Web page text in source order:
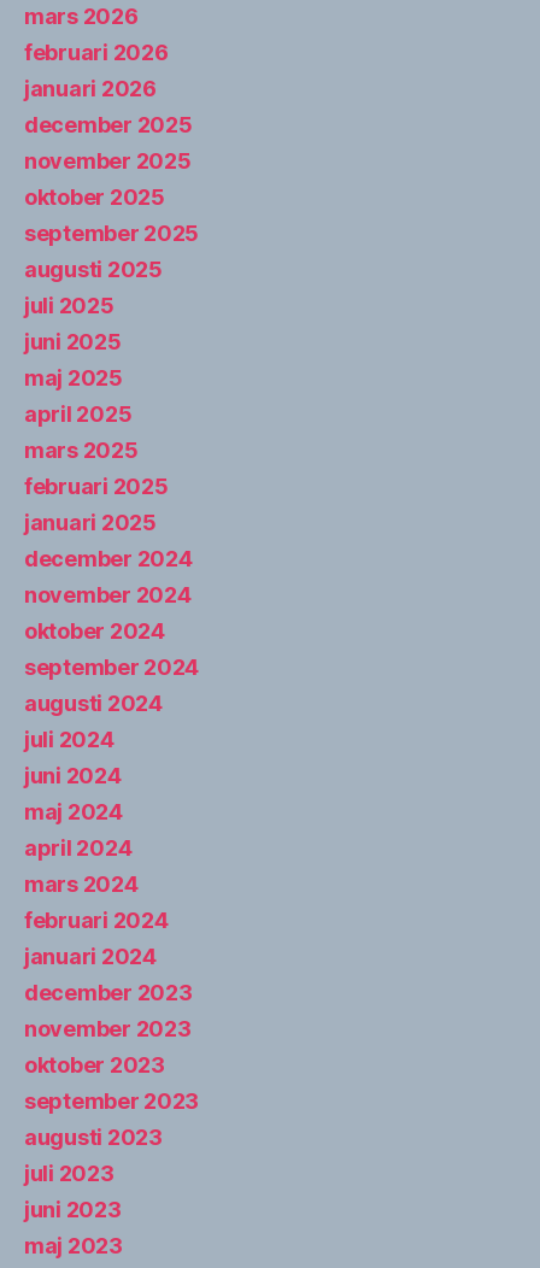
mars 2026
februari 2026
januari 2026
december 2025
november 2025
oktober 2025
september 2025
augusti 2025
juli 2025
juni 2025
maj 2025
april 2025
mars 2025
februari 2025
januari 2025
december 2024
november 2024
oktober 2024
september 2024
augusti 2024
juli 2024
juni 2024
maj 2024
april 2024
mars 2024
februari 2024
januari 2024
december 2023
november 2023
oktober 2023
september 2023
augusti 2023
juli 2023
juni 2023
maj 2023